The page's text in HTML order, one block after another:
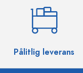
Pålitlig leverans